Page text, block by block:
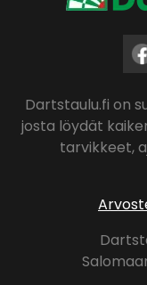
Dartstaulu.fi on
josta löydät
tarvikkeet,